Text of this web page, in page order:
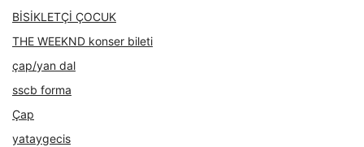
BİSİKLETÇİ ÇOCUK
THE WEEKND konser bileti
çap/yan dal
sscb forma
Çap
yataygecis